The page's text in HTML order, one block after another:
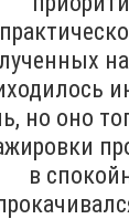
но оно
в